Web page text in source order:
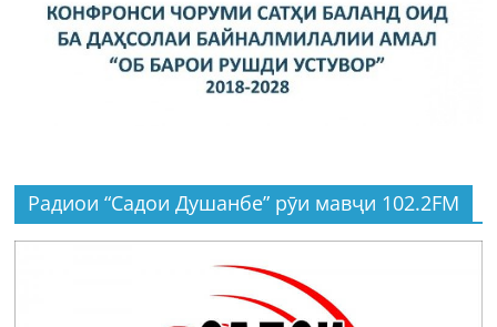
Радиои “Садои Душанбе” рӯи мавҷи 102.2FM